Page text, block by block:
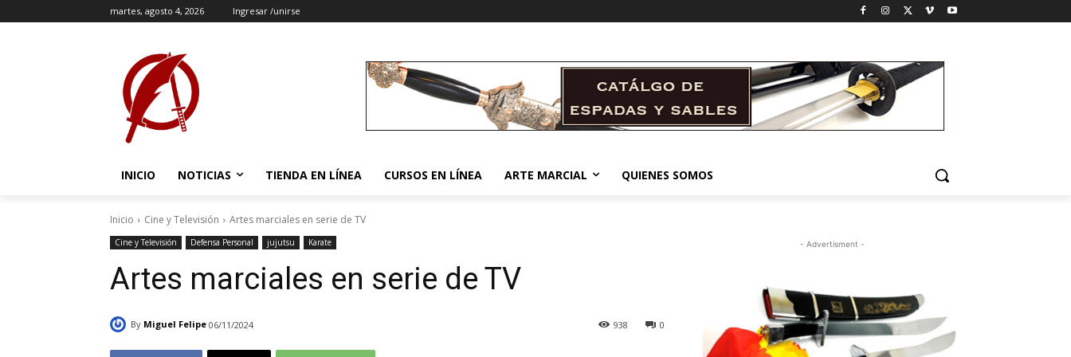
martes, agosto 4, 2026 Ingresar /unirse
INICIO NOTICIAS TIENDA EN LÍNEA CURSOS EN LÍNEA ARTE MARCIAL QUIENES SOMOS
Inicio Cine y Televisión Artes marciales en serie de TV
Cine y Televisión Defensa Personal jujutsu Karate
Artes marciales en serie de TV
By Miguel Felipe 06/11/2024 0
938
- Advertisment -